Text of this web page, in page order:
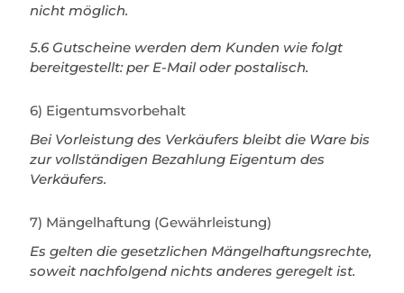
nicht möglich.
5.6 Gutscheine werden dem Kunden wie folgt
bereitgestellt: per E-Mail oder postalisch.
6) Eigentumsvorbehalt
Bei Vorleistung des Verkäufers bleibt die Ware bis
zur vollständigen Bezahlung Eigentum des
Verkäufers.
7) Mängelhaftung (Gewährleistung)
Es gelten die gesetzlichen Mängelhaftungsrechte,
soweit nachfolgend nichts anderes geregelt ist.